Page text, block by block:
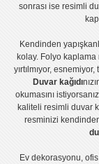
sonrası iseresimli
Kendinden
kolay. Folyo kaplama
yırtılmıyor,
Duvar kağıdı
okumasını
kaliteli resimli duvar
resminizi
Ev dekorasyonu,